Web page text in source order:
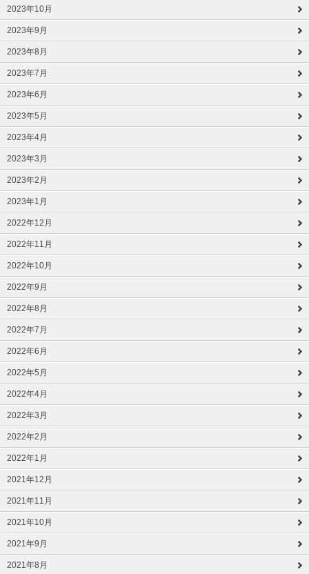
2023年10月
2023年9月
2023年8月
2023年7月
2023年6月
2023年5月
2023年4月
2023年3月
2023年2月
2023年1月
2022年12月
2022年11月
2022年10月
2022年9月
2022年8月
2022年7月
2022年6月
2022年5月
2022年4月
2022年3月
2022年2月
2022年1月
2021年12月
2021年11月
2021年10月
2021年9月
2021年8月